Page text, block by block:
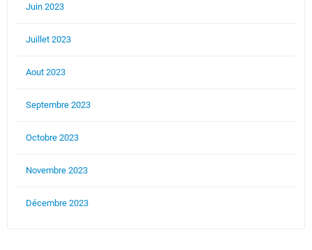
Juin 2023
Juillet 2023
Aout 2023
Septembre 2023
Octobre 2023
Novembre 2023
Décembre 2023